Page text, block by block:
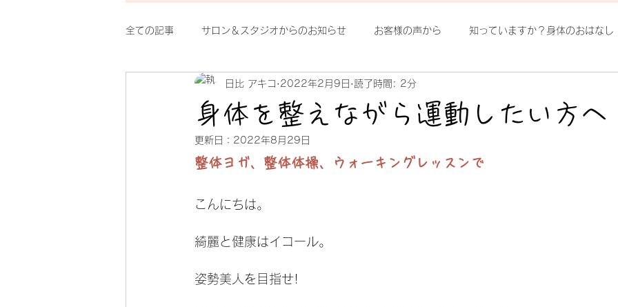
全ての記事 サロン＆スタジオからのお知らせ お客様の声から 知っていますか？身体のおはなし
整体シルクのイチオシ おもしろ発見 整体ヨガってなに？
身体を整えながら運動したい方へ
日比 アキコ 2022年2月9日 読了時間: 2分
更新日： 2022年8月29日
整体ヨガ、整体体操、ウォーキングレッスンで
こんにちは。
綺麗と健康はイコール。
姿勢美人を目指せ!